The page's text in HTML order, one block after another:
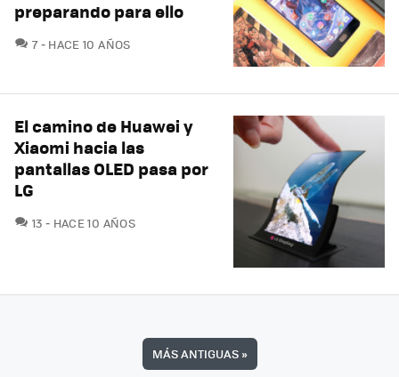
preparando para ello
7COMENTARIOS
HACE 10 AÑOS
El camino de Huawei y
Xiaomi hacia las
pantallas OLED pasa por
LG
13 COMENTARIOS
HACE 10 AÑOS
MÁS ANTIGUAS»